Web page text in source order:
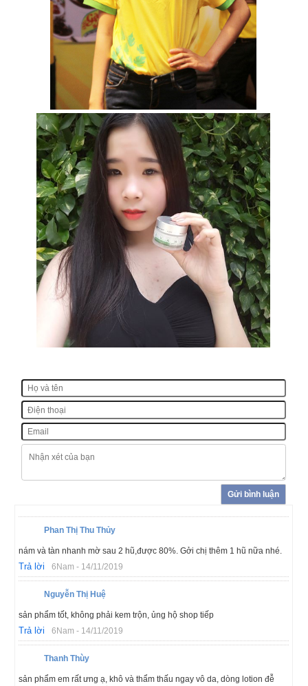
Gửi bình luận
Phan Thị Thu Thủy
nám và tàn nhanh mờ sau 2 hũ,được 80%. Gởi chị thêm 1 hũ nữa nhé.
Trả lời 6Nam - 14/11/2019
Nguyễn Thị Huệ
sản phẩm tốt, không phải kem trộn, ủng hộ shop tiếp
Trả lời 6Nam - 14/11/2019
Thanh Thùy
sản phẩm em rất ưng ạ, khô và thẩm thấu ngay vô da, dòng lotion đễ